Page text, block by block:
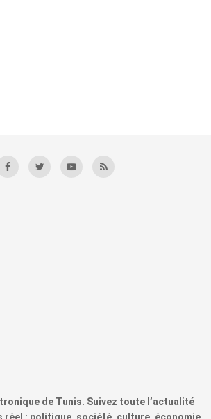
de Tunis. Suivez toute l’actualité
réel : politique, société, culture, économie